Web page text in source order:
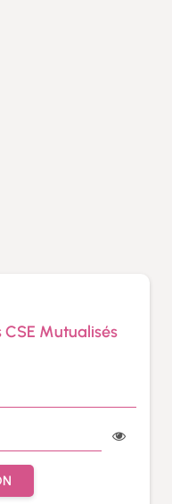
CSE Mutualisés